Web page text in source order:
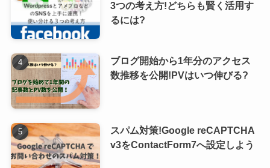
3つの考え方!どちらも賢く活用す
るには?
ブログ開始から1年分のアクセス
数推移を公開!PVはいつ伸びる?
スパム対策!Google reCAPTCHA
v3をContactForm7へ設定しよう